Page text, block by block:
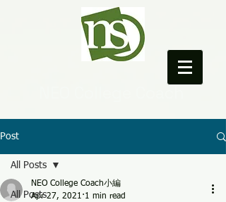
Post
All Posts
All Posts
NEO College Coach小編
Apr 27, 2021 1 min read